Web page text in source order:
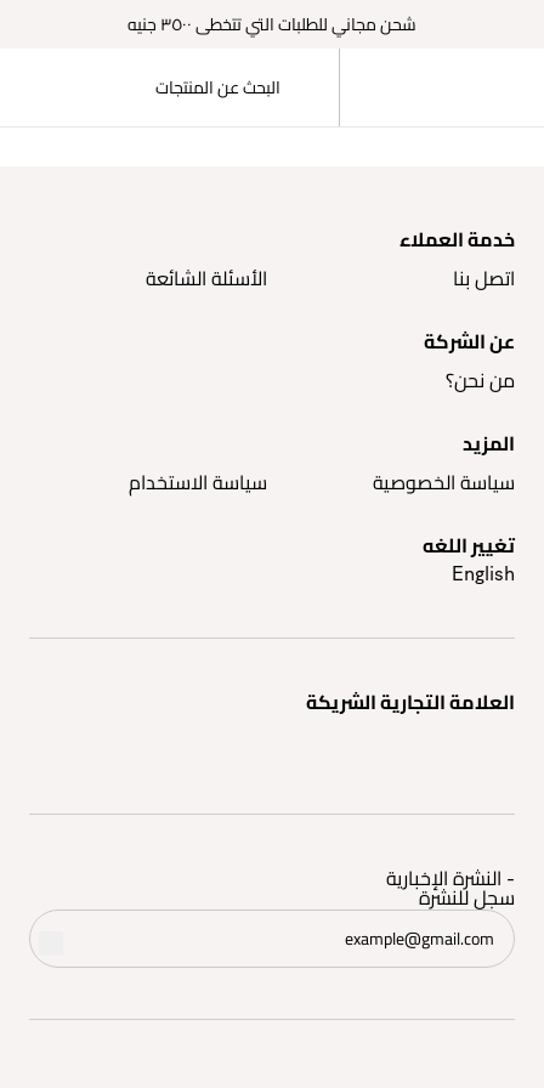
شحن مجاني للطلبات التي تتخطى ٣٥٠٠ جنيه
خدمة العملاء
اتصل بنا
الأسئلة الشائعة
عن الشركة
من نحن؟
المزيد
سياسة الخصوصية
سياسة الاستخدام
تغيير اللغه
English
العلامة التجارية الشريكة
- النشرة الإخبارية
سجل للنشرة